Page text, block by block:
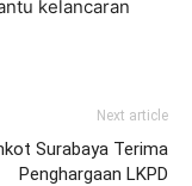
kelancaran
Next article
Surabaya Terima
Penghargaan LKPD